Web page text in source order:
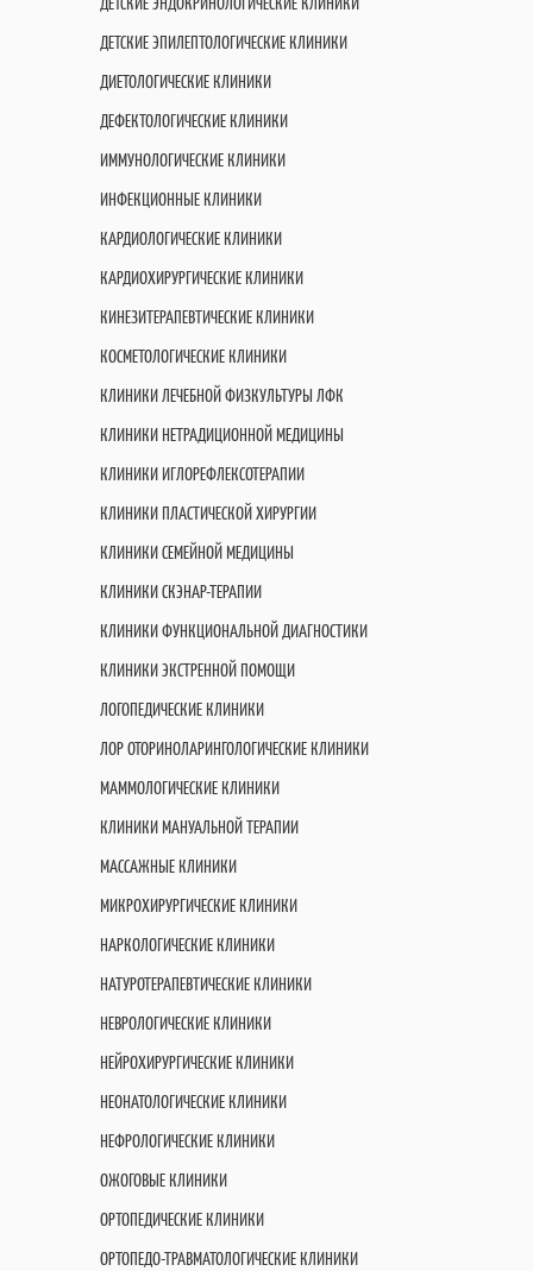
ДЕТСКИЕ ЭПИЛЕПТОЛОГИЧЕСКИЕ КЛИНИКИ
ДИЕТОЛОГИЧЕСКИЕ КЛИНИКИ
ДЕФЕКТОЛОГИЧЕСКИЕ КЛИНИКИ
ИММУНОЛОГИЧЕСКИЕ КЛИНИКИ
ИНФЕКЦИОННЫЕ КЛИНИКИ
КАРДИОЛОГИЧЕСКИЕ КЛИНИКИ
КАРДИОХИРУРГИЧЕСКИЕ КЛИНИКИ
КИНЕЗИТЕРАПЕВТИЧЕСКИЕ КЛИНИКИ
КОСМЕТОЛОГИЧЕСКИЕ КЛИНИКИ
КЛИНИКИ ЛЕЧЕБНОЙ ФИЗКУЛЬТУРЫ ЛФК
КЛИНИКИ НЕТРАДИЦИОННОЙ МЕДИЦИНЫ
КЛИНИКИ ИГЛОРЕФЛЕКСОТЕРАПИИ
КЛИНИКИ ПЛАСТИЧЕСКОЙ ХИРУРГИИ
КЛИНИКИ СЕМЕЙНОЙ МЕДИЦИНЫ
КЛИНИКИ СКЭНАР-ТЕРАПИИ
КЛИНИКИ ФУНКЦИОНАЛЬНОЙ ДИАГНОСТИКИ
КЛИНИКИ ЭКСТРЕННОЙ ПОМОЩИ
ЛОГОПЕДИЧЕСКИЕ КЛИНИКИ
ЛОР ОТОРИНОЛАРИНГОЛОГИЧЕСКИЕ КЛИНИКИ
МАММОЛОГИЧЕСКИЕ КЛИНИКИ
КЛИНИКИ МАНУАЛЬНОЙ ТЕРАПИИ
МАССАЖНЫЕ КЛИНИКИ
МИКРОХИРУРГИЧЕСКИЕ КЛИНИКИ
НАРКОЛОГИЧЕСКИЕ КЛИНИКИ
НАТУРОТЕРАПЕВТИЧЕСКИЕ КЛИНИКИ
НЕВРОЛОГИЧЕСКИЕ КЛИНИКИ
НЕЙРОХИРУРГИЧЕСКИЕ КЛИНИКИ
НЕОНАТОЛОГИЧЕСКИЕ КЛИНИКИ
НЕФРОЛОГИЧЕСКИЕ КЛИНИКИ
ОЖОГОВЫЕ КЛИНИКИ
ОРТОПЕДИЧЕСКИЕ КЛИНИКИ
ОРТОПЕДО-ТРАВМАТОЛОГИЧЕСКИЕ КЛИНИКИ